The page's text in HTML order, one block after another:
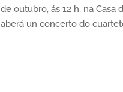
outubro, ás 12 h, na Casa
un concerto do